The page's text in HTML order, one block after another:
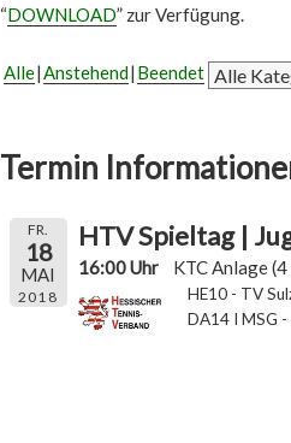
“DOWNLOAD” zur Verfügung.
Alle Anstehend Beendet
Termin
FR.
18
MAI
2018
HTV Spieltag |
16:00 Uhr KTC Anlage
HE10 - TV
DA14 I MSG